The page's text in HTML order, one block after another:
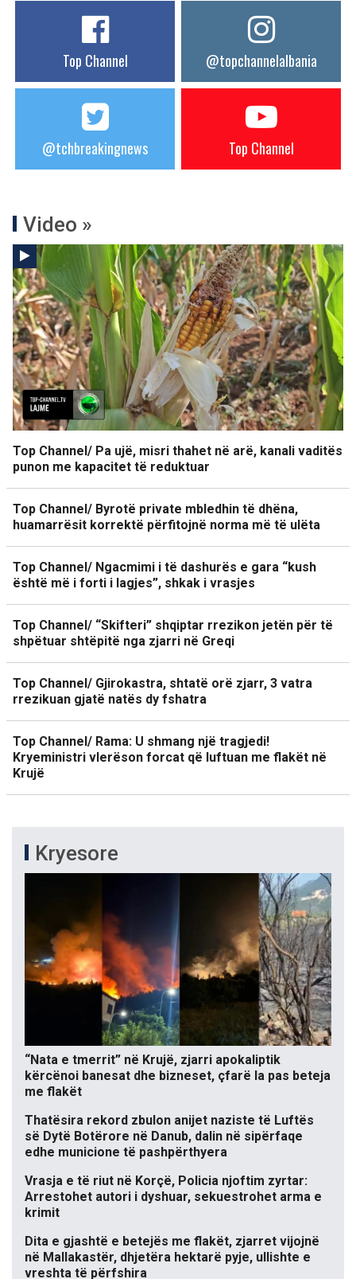
Top Channel @topchannelalbania
@tchbreakingnews Top Channel
Video »
Top Channel/ Pa ujë, misri thahet në arë, kanali vaditës
punon me kapacitet të reduktuar
Top Channel/ Byrotë private mbledhin të dhëna,
huamarrësit korrektë përfitojnë norma më të ulëta
Top Channel/ Ngacmimi i të dashurës e gara “kush
është më i forti i lagjes”, shkak i vrasjes
Top Channel/ “Skifteri” shqiptar rrezikon jetën për të
shpëtuar shtëpitë nga zjarri në Greqi
Top Channel/ Gjirokastra, shtatë orë zjarr, 3 vatra
rrezikuan gjatë natës dy fshatra
Top Channel/ Rama: U shmang një tragjedi!
Kryeministri vlerëson forcat që luftuan me flakët në
Krujë
Kryesore
“Nata e tmerrit” në Krujë, zjarri apokaliptik
kërcënoi banesat dhe bizneset, çfarë la pas beteja
me flakët
Thatësira rekord zbulon anijet naziste të Luftës
së Dytë Botërore në Danub, dalin në sipërfaqe
edhe municione të pashpërthyera
Vrasja e të riut në Korçë, Policia njoftim zyrtar:
Arrestohet autori i dyshuar, sekuestrohet arma e
krimit
Dita e gjashtë e betejës me flakët, zjarret vijojnë
në Mallakastër, dhjetëra hektarë pyje, ullishte e
vreshta të përfshira